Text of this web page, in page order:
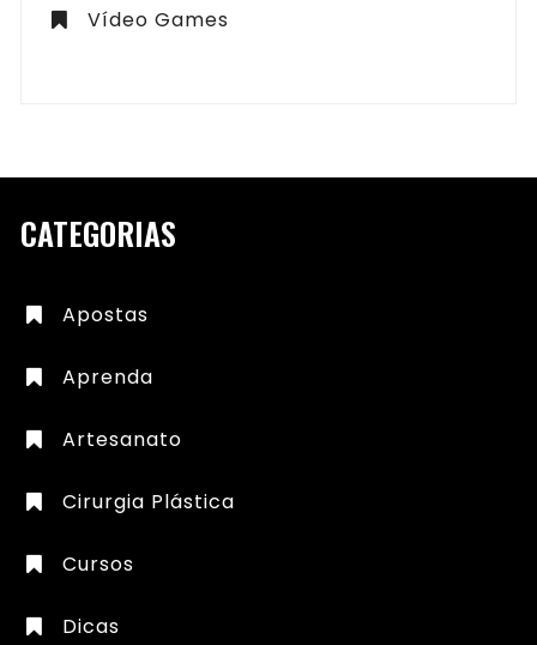
Vídeo Games
CATEGORIAS
Apostas
Aprenda
Artesanato
Cirurgia Plástica
Cursos
Dicas